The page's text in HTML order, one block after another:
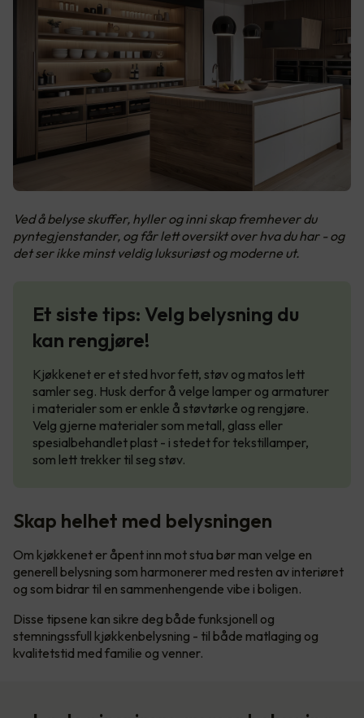
Ved å belyse skuffer, hyller og inni skap fremhever du
pyntegjenstander, og får lett oversikt over hva du har - og
det ser ikke minst veldig luksuriøst og moderne ut.
Et siste tips: Velg belysning du
kan rengjøre!
Kjøkkenet er et sted hvor fett, støv og matos lett
samler seg. Husk derfor å velge lamper og armaturer
i materialer som er enkle å støvtørke og rengjøre.
Velg gjerne materialer som metall, glass eller
spesialbehandlet plast - i stedet for tekstillamper,
som lett trekker til seg støv.
Skap helhet med belysningen
Om kjøkkenet er åpent inn mot stua bør man velge en
generell belysning som harmonerer med resten av interiøret
og som bidrar til en sammenhengende vibe i boligen.
Disse tipsene kan sikre deg både funksjonell og
stemningssfull kjøkkenbelysning - til både matlaging og
kvalitetstid med familie og venner.